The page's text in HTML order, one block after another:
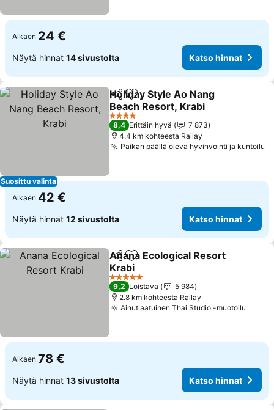
Alkaen 24 €
Näytä hinnat 14 sivustolta Katso hinnat
Suosittu valinta
Jaa Lisää suosikkeihin
Holiday Style Ao Nang
Beach Resort, Krabi
4 Tähtiluokitus
8,4 Erittäin hyvä
7 873
4.4 km kohteesta Railay
Paikan päällä oleva hyvinvointi ja kuntoilu
Alkaen 42 €
Näytä hinnat 12 sivustolta Katso hinnat
Jaa Lisää suosikkeihin
Anana Ecological Resort
Krabi
5 Tähtiluokitus
9,2 Loistava
5 984
2.8 km kohteesta Railay
Ainutlaatuinen Thai Studio -muotoilu
Alkaen 78 €
Näytä hinnat 13 sivustolta Katso hinnat